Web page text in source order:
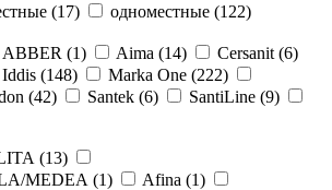
(17) одноместные (122)
ABBER (1) Aima (14) Cersanit (6)
Iddis (148) Marka One (222)
(42) Santek (6) SantiLine (9)
(13)
MEDEA (1) Afina (1)